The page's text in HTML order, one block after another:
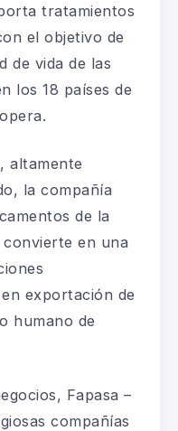
tratamientos
el objetivo de
de vida de las
los 18 países de
altamente
la compañía
de la
en una
exportación de
humano de
Fapasa –
compañías